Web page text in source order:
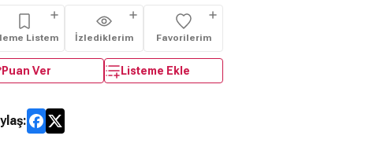
Listem İzlediklerim Favorilerim
Puan Ver Listeme Ekle